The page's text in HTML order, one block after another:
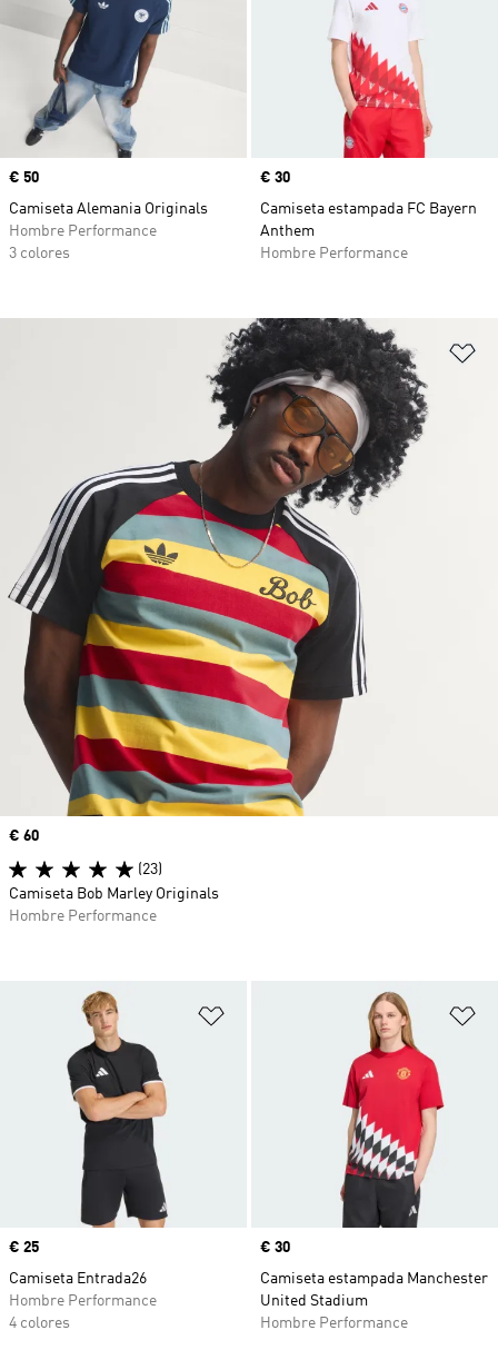
Precio
€ 50
Camiseta Alemania Originals
Hombre Performance
3 colores
Precio
€ 30
Camiseta estampada FC Bayern
Anthem
Hombre Performance
Añadir a la lista de deseos
Precio
€ 25
Camiseta Entrada26
Hombre Performance
4 colores
Precio
€ 30
Camiseta estampada Manchester
United Stadium
Hombre Performance
Precio
€ 60
(23)
Camiseta Bob Marley Originals
Hombre Performance